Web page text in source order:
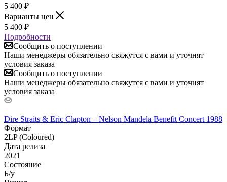
5 400 ₽
Варианты цен
5 400 ₽
Подробности
Сообщить о поступлении
Наши менеджеры обязательно свяжутся с вами и уточнят
условия заказа
Сообщить о поступлении
Наши менеджеры обязательно свяжутся с вами и уточнят
условия заказа
Dire Straits & Eric Clapton – Nelson Mandela Benefit Concert 1988
Формат
2LP (Coloured)
Дата релиза
2021
Состояние
Б/у